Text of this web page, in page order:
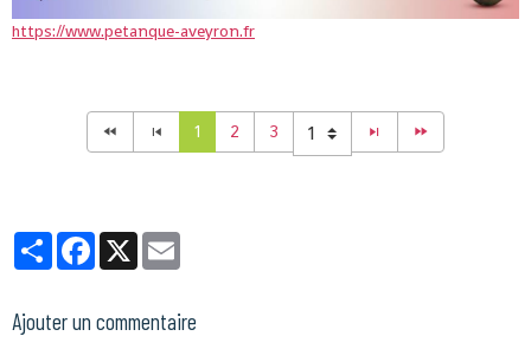
https://www.petanque-aveyron.fr
1 2 3
PartagerFacebook
X
Ajouter un commentaire